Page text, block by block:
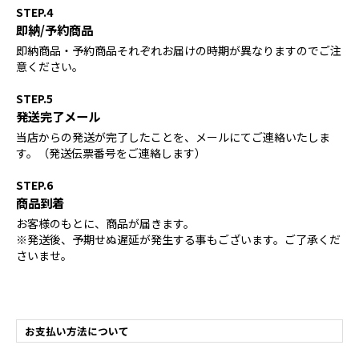
STEP.4
即納/予約商品
即納商品・予約商品それぞれお届けの時期が異なりますのでご注
意ください。
STEP.5
発送完了メール
当店からの発送が完了したことを、メールにてご連絡いたしま
す。（発送伝票番号をご連絡します）
STEP.6
商品到着
お客様のもとに、商品が届きます。
※発送後、予期せぬ遅延が発生する事もございます。ご了承くだ
さいませ。
お支払い方法について